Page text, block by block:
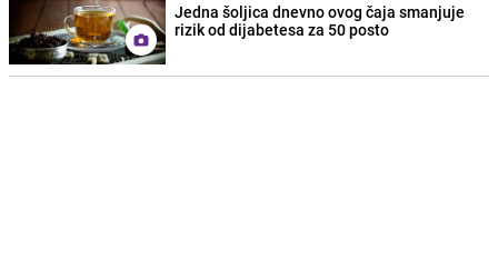
Jedna šoljica dnevno ovog čaja smanjuje
rizik od dijabetesa za 50 posto